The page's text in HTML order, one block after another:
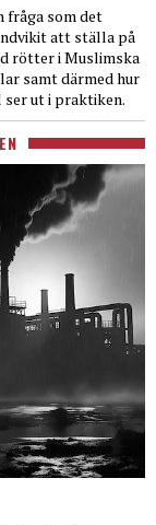
fråga som det
att ställa på
rötter i Muslimska
samt därmed hur
ut i praktiken.